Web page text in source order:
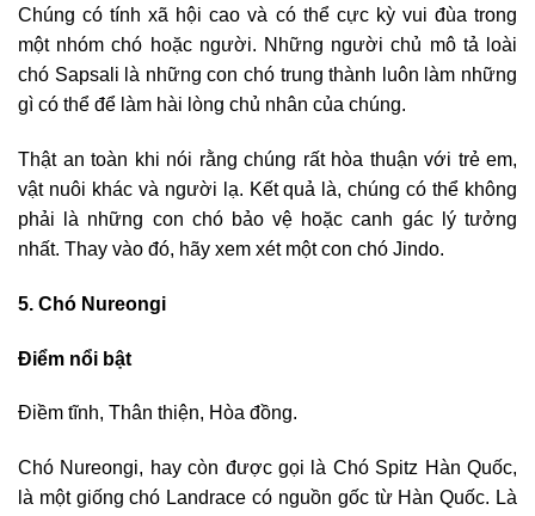
Chúng có tính xã hội cao và có thể cực kỳ vui đùa trong
một nhóm chó hoặc người. Những người chủ mô tả loài
chó Sapsali là những con chó trung thành luôn làm những
gì có thể để làm hài lòng chủ nhân của chúng.
Thật an toàn khi nói rằng chúng rất hòa thuận với trẻ em,
vật nuôi khác và người lạ. Kết quả là, chúng có thể không
phải là những con chó bảo vệ hoặc canh gác lý tưởng
nhất. Thay vào đó, hãy xem xét một con chó Jindo.
5. Chó Nureongi
Điểm nổi bật
Điềm tĩnh, Thân thiện, Hòa đồng.
Chó Nureongi, hay còn được gọi là Chó Spitz Hàn Quốc,
là một giống chó Landrace có nguồn gốc từ Hàn Quốc. Là